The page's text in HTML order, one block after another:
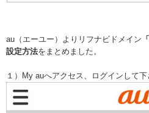
au（エーユー）よりリフナビドメイン
設定方法をまとめました。
１）My auへアクセス、ログインして下